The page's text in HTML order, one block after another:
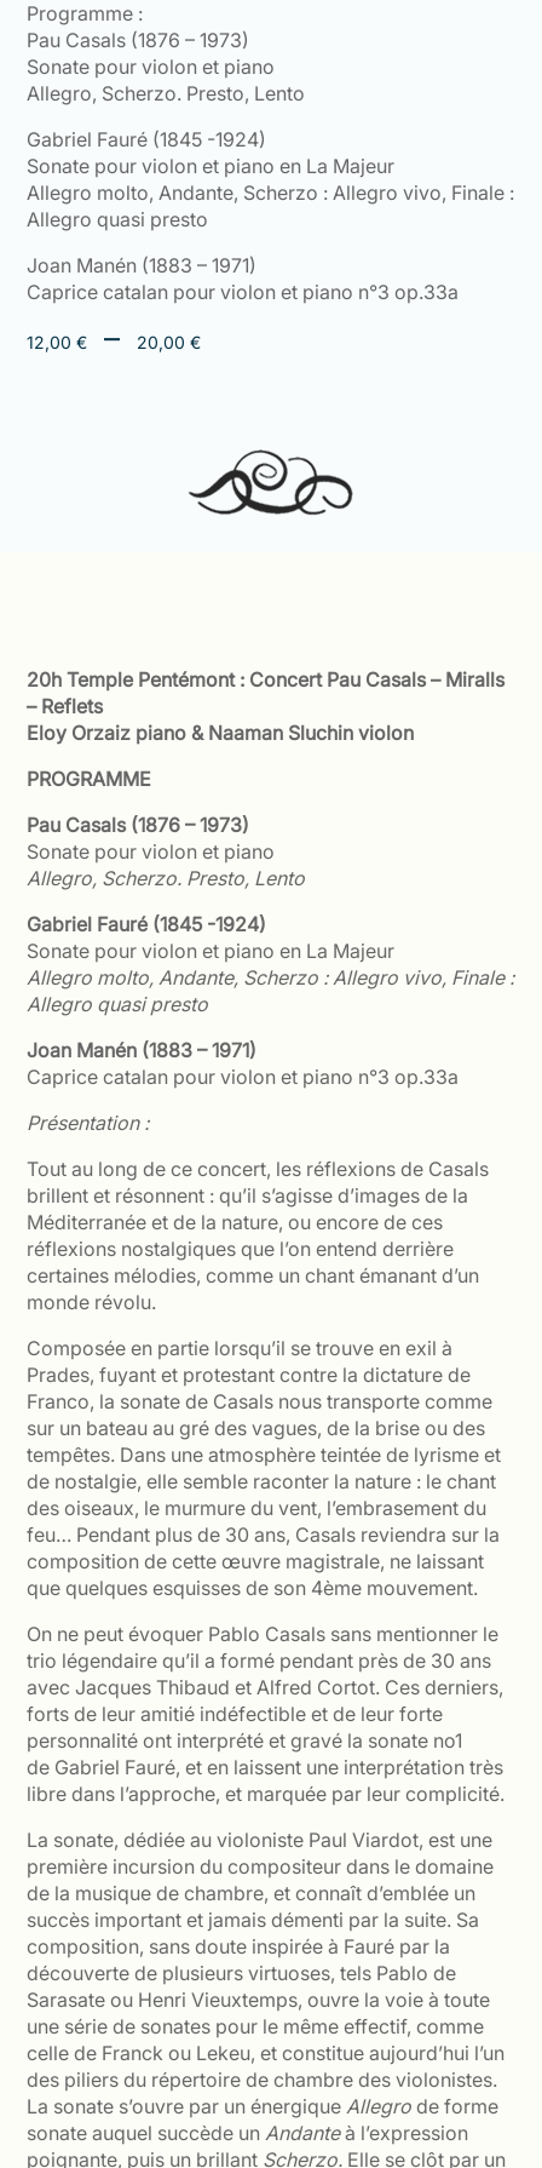
Programme :
Pau Casals (1876 – 1973)
Sonate pour violon et piano
Allegro, Scherzo. Presto, Lento
Gabriel Fauré (1845 -1924)
Sonate pour violon et piano en La Majeur
Allegro molto, Andante, Scherzo : Allegro vivo, Finale :
Allegro quasi presto
Joan Manén (1883 – 1971)
Caprice catalan pour violon et piano n°3 op.33a
12,00€ – 20,00€Plage
20,00 €
20h Temple Pentémont : Concert Pau Casals – Miralls
– Reflets
Eloy Orzaiz piano & Naaman Sluchin violon
PROGRAMME
Pau Casals (1876 – 1973)
Sonate pour violon et piano
Allegro, Scherzo. Presto, Lento
Gabriel Fauré (1845 -1924)
Sonate pour violon et piano en La Majeur
Allegro molto, Andante, Scherzo : Allegro vivo, Finale :
Allegro quasi presto
Joan Manén (1883 – 1971)
Caprice catalan pour violon et piano n°3 op.33a
Présentation :
Tout au long de ce concert, les réflexions de Casals
brillent et résonnent : qu’il s’agisse d’images de la
Méditerranée et de la nature, ou encore de ces
réflexions nostalgiques que l’on entend derrière
certaines mélodies, comme un chant émanant d’un
monde révolu.
Composée en partie lorsqu’il se trouve en exil à
Prades, fuyant et protestant contre la dictature de
Franco, la sonate de Casals nous transporte comme
sur un bateau au gré des vagues, de la brise ou des
tempêtes. Dans une atmosphère teintée de lyrisme et
de nostalgie, elle semble raconter la nature : le chant
des oiseaux, le murmure du vent, l’embrasement du
feu… Pendant plus de 30 ans, Casals reviendra sur la
composition de cette œuvre magistrale, ne laissant
que quelques esquisses de son 4ème mouvement.
On ne peut évoquer Pablo Casals sans mentionner le
trio légendaire qu’il a formé pendant près de 30 ans
avec Jacques Thibaud et Alfred Cortot. Ces derniers,
forts de leur amitié indéfectible et de leur forte
personnalité ont interprété et gravé la sonate no1
de Gabriel Fauré, et en laissent une interprétation très
libre dans l’approche, et marquée par leur complicité.
La sonate, dédiée au violoniste Paul Viardot, est une
première incursion du compositeur dans le domaine
de la musique de chambre, et connaît d’emblée un
succès important et jamais démenti par la suite. Sa
composition, sans doute inspirée à Fauré par la
découverte de plusieurs virtuoses, tels Pablo de
Sarasate ou Henri Vieuxtemps, ouvre la voie à toute
une série de sonates pour le même effectif, comme
celle de Franck ou Lekeu, et constitue aujourd’hui l’un
des piliers du répertoire de chambre des violonistes.
La sonate s’ouvre par un énergiqueAllegro de forme
sonate auquel succède unAndanteà l’expression
poignante, puis un brillant Scherzo. Elle se clôt par un